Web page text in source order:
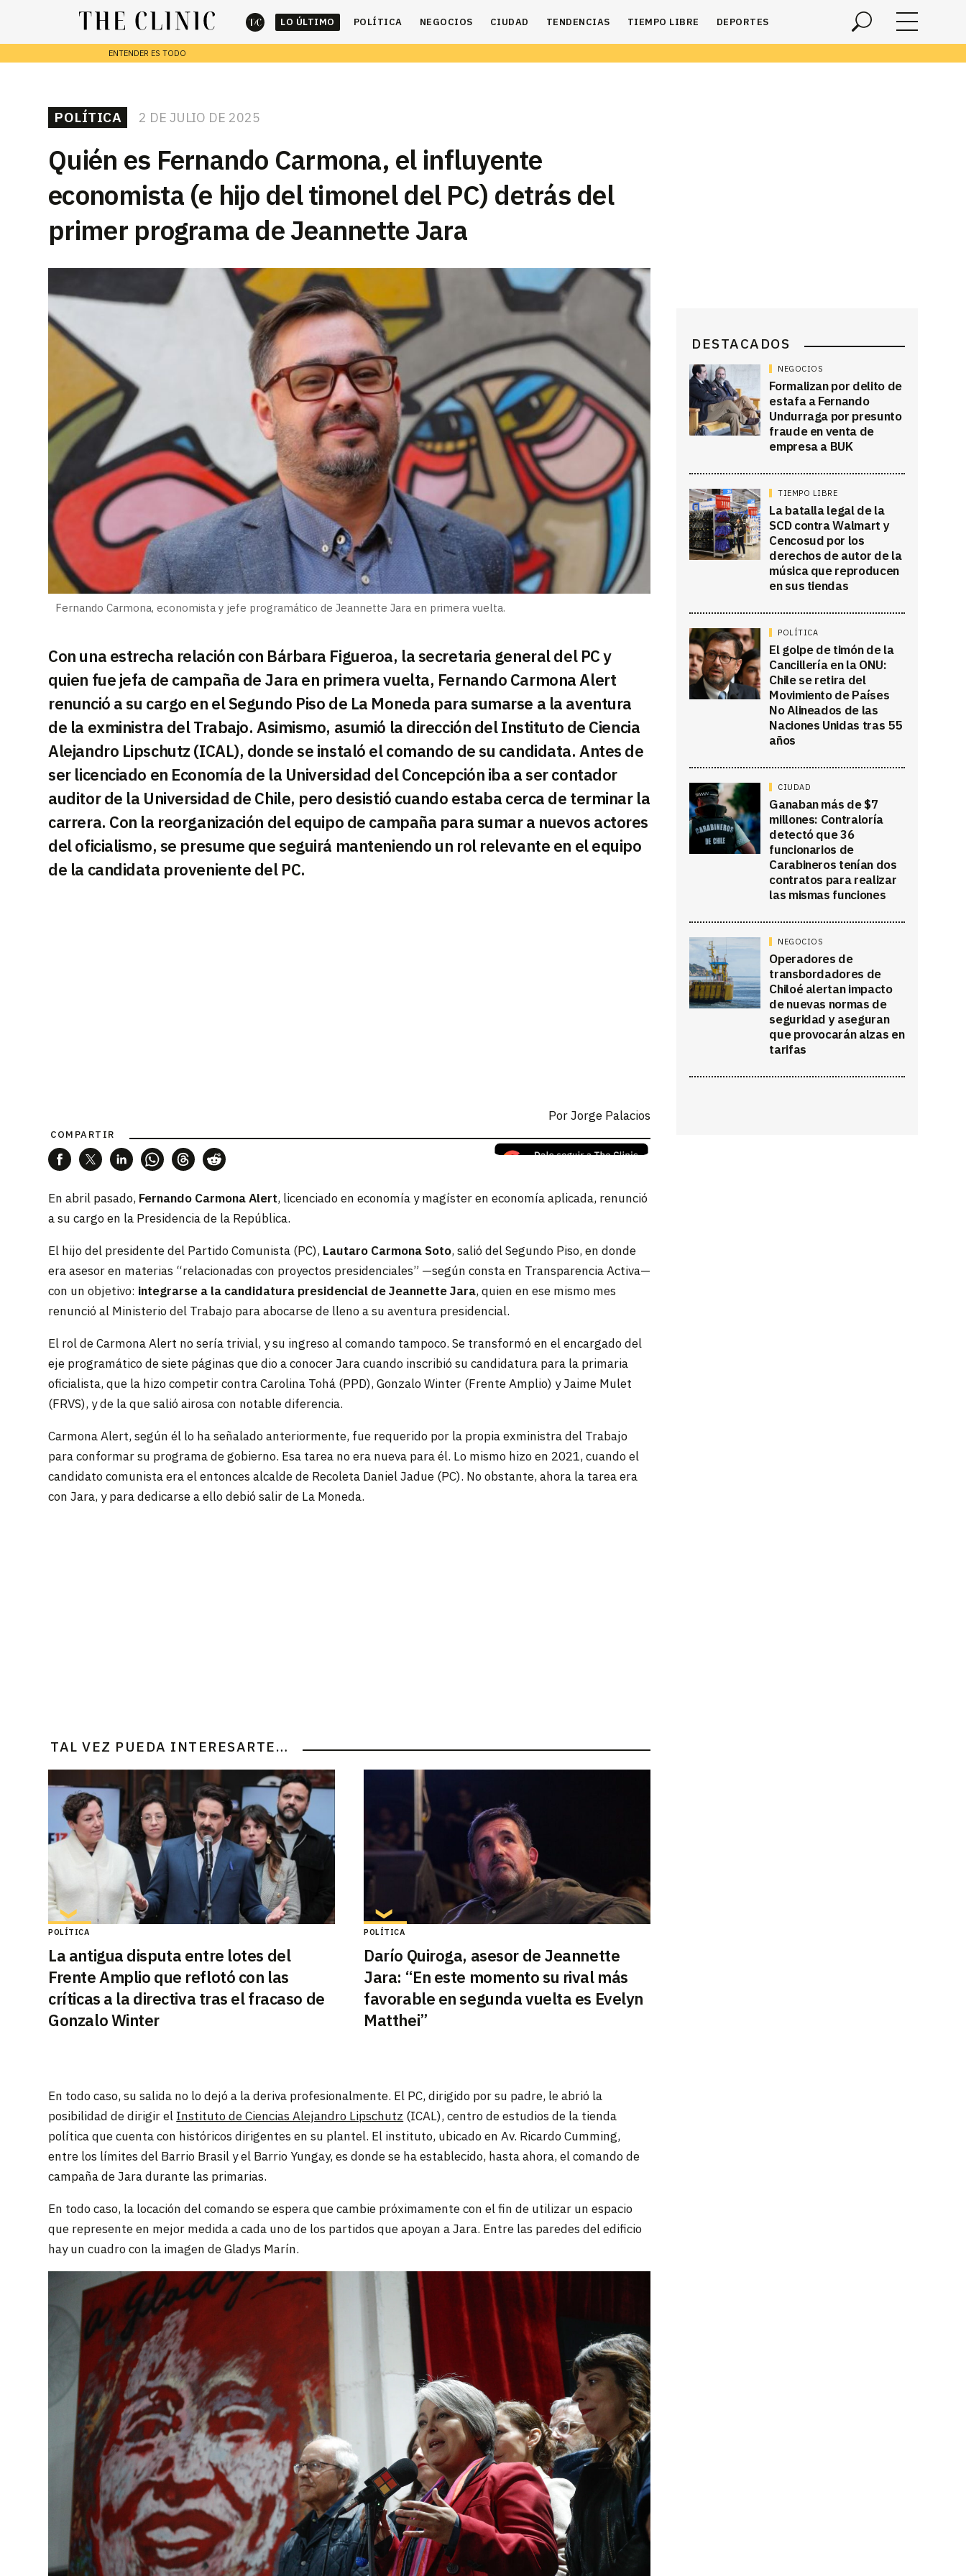
LO ÚLTIMO POLÍTICA NEGOCIOS CIUDAD TENDENCIAS TIEMPO LIBRE DEPORTES
REPORTAJES
ENTENDER ES TODO
Escribe lo que deseas y presiona enter para buscar
cerrar
Fernando Carmona, economista y jefe programático de Jeannette Jara en primera vuelta.
POLÍTICA 2 DE JULIO DE 2025
Quién es Fernando Carmona, el influyente
economista (e hijo del timonel del PC) detrás del
primer programa de Jeannette Jara
Con una estrecha relación con Bárbara Figueroa, la secretaria general del PC y
quien fue jefa de campaña de Jara en primera vuelta, Fernando Carmona Alert
renunció a su cargo en el Segundo Piso de La Moneda para sumarse a la aventura
de la exministra del Trabajo. Asimismo, asumió la dirección del Instituto de Ciencia
Alejandro Lipschutz (ICAL), donde se instaló el comando de su candidata. Antes de
ser licenciado en Economía de la Universidad del Concepción iba a ser contador
auditor de la Universidad de Chile, pero desistió cuando estaba cerca de terminar la
carrera. Con la reorganización del equipo de campaña para sumar a nuevos actores
del oficialismo, se presume que seguirá manteniendo un rol relevante en el equipo
de la candidata proveniente del PC.
PorJorge Palacios
COMPARTIR
En abril pasado, Fernando Carmona Alert, licenciado en economía y magíster en economía aplicada, renunció
a su cargo en la Presidencia de la República.
El hijo del presidente del Partido Comunista (PC), Lautaro CarmonaSoto, salió del Segundo Piso, en donde
era asesor en materias “relacionadas con proyectos presidenciales” —según consta en Transparencia Activa—
con un objetivo: integrarse a la candidatura presidencial de Jeannette Jara, quien en ese mismo mes
renunció al Ministerio del Trabajo para abocarse de lleno a su aventura presidencial.
El rol de Carmona Alert no sería trivial, y su ingreso al comando tampoco. Se transformó en el encargado del
eje programático de siete páginas que dio a conocer Jara cuando inscribió su candidatura para la primaria
oficialista, que la hizo competir contra Carolina Tohá (PPD), Gonzalo Winter (Frente Amplio) y Jaime Mulet
(FRVS), y de la que salió airosa con notable diferencia.
Carmona Alert, según él lo ha señalado anteriormente, fue requerido por la propia exministra del Trabajo
para conformar su programa de gobierno. Esa tarea no era nueva para él. Lo mismo hizo en 2021, cuando el
candidato comunista era el entonces alcalde de Recoleta Daniel Jadue (PC). No obstante, ahora la tarea era
con Jara, y para dedicarse a ello debió salir de La Moneda.
TAL VEZ PUEDA INTERESARTE…
POLÍTICA
La antigua disputa entre lotes del
Frente Amplio que reflotó con las
críticas a la directiva tras el fracaso de
Gonzalo Winter
POLÍTICA
Darío Quiroga, asesor de Jeannette
Jara: “En este momento su rival más
favorable en segunda vuelta es Evelyn
Matthei”
En todo caso, su salida no lo dejó a la deriva profesionalmente. El PC, dirigido por su padre, le abrió la
posibilidad de dirigir el Instituto de Ciencias Alejandro Lipschutz (ICAL), centro de estudios de la tienda
política que cuenta con históricos dirigentes en su plantel. El instituto, ubicado en Av. Ricardo Cumming,
entre los límites del Barrio Brasil y el Barrio Yungay, es donde se ha establecido, hasta ahora, el comando de
campaña de Jara durante las primarias.
En todo caso, la locación del comando se espera que cambie próximamente con el fin de utilizar un espacio
que represente en mejor medida a cada uno de los partidos que apoyan a Jara. Entre las paredes del edificio
hay un cuadro con la imagen de Gladys Marín.
DESTACADOS
NEGOCIOS
Formalizan por delito de
estafa a Fernando
Undurraga por presunto
fraude en venta de
empresa a BUK
TIEMPO LIBRE
La batalla legal de la
SCD contra Walmart y
Cencosud por los
derechos de autor de la
música que reproducen
en sus tiendas
POLÍTICA
El golpe de timón de la
Cancillería en la ONU:
Chile se retira del
Movimiento de Países
No Alineados de las
Naciones Unidas tras 55
años
CIUDAD
Ganaban más de $7
millones: Contraloría
detectó que 36
funcionarios de
Carabineros tenían dos
contratos para realizar
las mismas funciones
NEGOCIOS
Operadores de
transbordadores de
Chiloé alertan impacto
de nuevas normas de
seguridad y aseguran
que provocarán alzas en
tarifas